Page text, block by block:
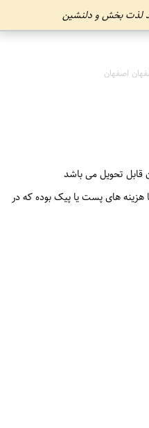
لذت بخش و دلنشین
اصفهان
تحویل می باشد
هزینه های پست یا پیک بوده که در